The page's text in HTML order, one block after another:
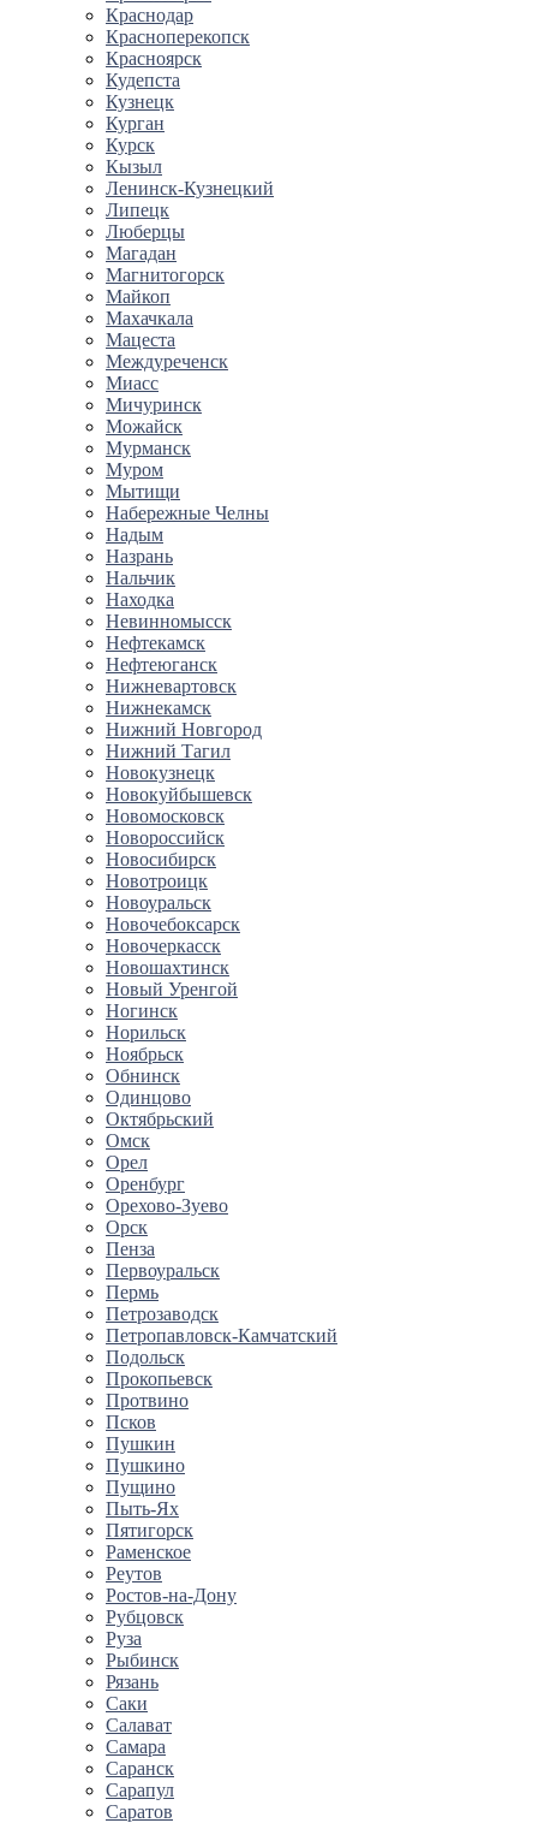
Краснодар
Красноперекопск
Красноярск
Кудепста
Кузнецк
Курган
Курск
Кызыл
Ленинск-Кузнецкий
Липецк
Люберцы
Магадан
Магнитогорск
Майкоп
Махачкала
Мацеста
Междуреченск
Миасс
Мичуринск
Можайск
Мурманск
Муром
Мытищи
Набережные Челны
Надым
Назрань
Нальчик
Находка
Невинномысск
Нефтекамск
Нефтеюганск
Нижневартовск
Нижнекамск
Нижний Новгород
Нижний Тагил
Новокузнецк
Новокуйбышевск
Новомосковск
Новороссийск
Новосибирск
Новотроицк
Новоуральск
Новочебоксарск
Новочеркасск
Новошахтинск
Новый Уренгой
Ногинск
Норильск
Ноябрьск
Обнинск
Одинцово
Октябрьский
Омск
Орел
Оренбург
Орехово-Зуево
Орск
Пенза
Первоуральск
Пермь
Петрозаводск
Петропавловск-Камчатский
Подольск
Прокопьевск
Протвино
Псков
Пушкин
Пушкино
Пущино
Пыть-Ях
Пятигорск
Раменское
Реутов
Ростов-на-Дону
Рубцовск
Руза
Рыбинск
Рязань
Саки
Салават
Самара
Саранск
Сарапул
Саратов